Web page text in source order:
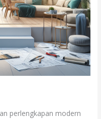
perlengkapan modern